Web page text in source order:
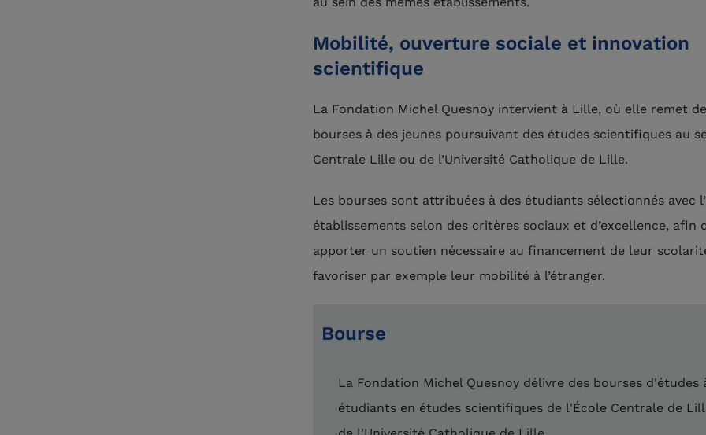
Mobilité, ouverture sociale et innovation
scientifique
La Fondation Michel Quesnoy intervient à Lille, où elle remet
bourses à des jeunes poursuivant des études scientifiques au
Centrale Lille ou de l’Université Catholique de Lille.
Les bourses sont attribuées à des étudiants sélectionnés avec
établissements selon des critères sociaux et d’excellence, afin
apporter un soutien nécessaire au financement de leur
favoriser par exemple leur mobilité à l’étranger.
Bourse
La Fondation Michel Quesnoy délivre des bourses d'études
étudiants en études scientifiques de l'École Centrale de